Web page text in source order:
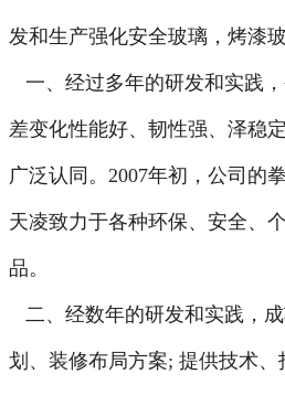
发和生产强化安全玻璃，烤漆
一、经过多年的研发和实践
差变化性能好、韧性强、泽稳
广泛认同。2007年初，公司的
天凌致力于各种环保、安全、
品。
二、经数年的研发和实践，
划、装修布局方案; 提供技术